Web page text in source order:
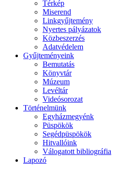
Térkép
Miserend
Linkgyűjtemény
Nyertes pályázatok
Közbeszerzés
Adatvédelem
Gyűjteményeink
Bemutatás
Könyvtár
Múzeum
Levéltár
Videósorozat
Történelmünk
Egyházmegyénk
Püspökök
Segédpüspökök
Hitvallóink
Válogatott bibliográfia
Lapozó